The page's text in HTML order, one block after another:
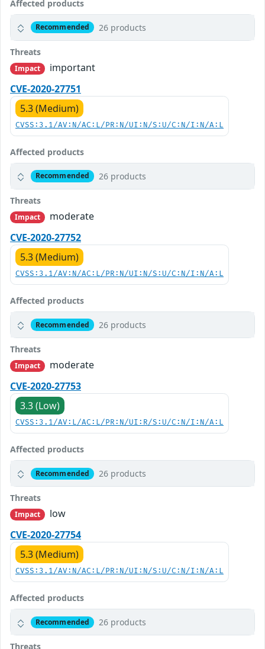
Affected products
Recommended 26 products
Threats
Impact
important
CVE-2020-27751
5.3 (Medium)
CVSS:3.1/AV:N/AC:L/PR:N/UI:N/S:U/C:N/I:N/A:L
Affected products
Recommended 26 products
Threats
Impact
moderate
CVE-2020-27752
5.3 (Medium)
CVSS:3.1/AV:N/AC:L/PR:N/UI:N/S:U/C:N/I:N/A:L
Affected products
Recommended 26 products
Threats
Impact
moderate
CVE-2020-27753
3.3 (Low)
CVSS:3.1/AV:L/AC:L/PR:N/UI:R/S:U/C:N/I:N/A:L
Affected products
Recommended 26 products
Threats
Impact
low
CVE-2020-27754
5.3 (Medium)
CVSS:3.1/AV:N/AC:L/PR:N/UI:N/S:U/C:N/I:N/A:L
Affected products
Recommended 26 products
Threats